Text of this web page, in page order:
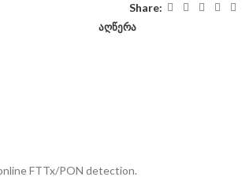
Share:
ᲐᲦᲬᲔᲠᲐ
FTTx/PON detection.